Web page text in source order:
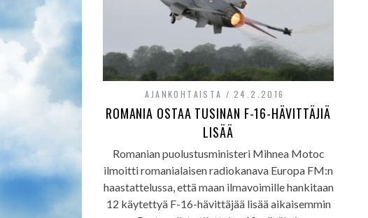
AJANKOHTAISTA 24.2.2016
ROMANIA OSTAA TUSINAN F-16-HÄVITTÄJIÄ
LISÄÄ
Romanian puolustusministeri Mihnea Motoc
ilmoitti romanialaisen radiokanava Europa FM:n
haastattelussa, että maan ilmavoimille hankitaan
12 käytettyä F-16-hävittäjää lisää aikaisemmin